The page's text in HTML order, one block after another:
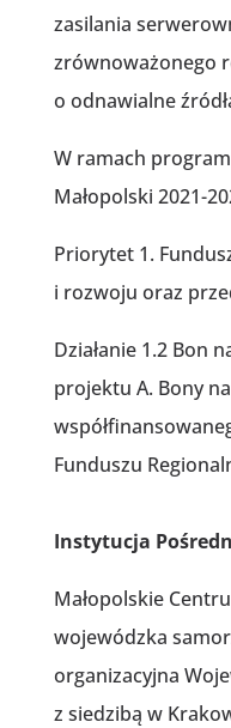
zasilania
zrównoważonego
o odnawialne
W ramach
Małopolski 2021-
Priorytet 1.
i rozwoju oraz
Działanie 1.2 Bon
projektu A. Bony
Funduszu
Instytucja
Małopolskie
wojewódzka
organizacyjna
z siedzibą w